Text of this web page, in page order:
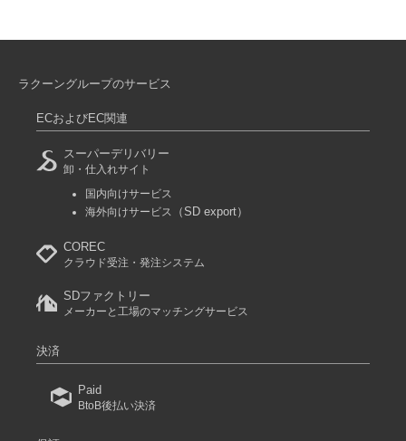
ラクーングループのサービス
ECおよびEC関連
スーパーデリバリー
卸・仕入れサイト
国内向けサービス
海外向けサービス
（SD export）
COREC
クラウド受注・発注システム
SDファクトリー
メーカーと工場のマッチングサービス
決済
Paid
BtoB後払い決済